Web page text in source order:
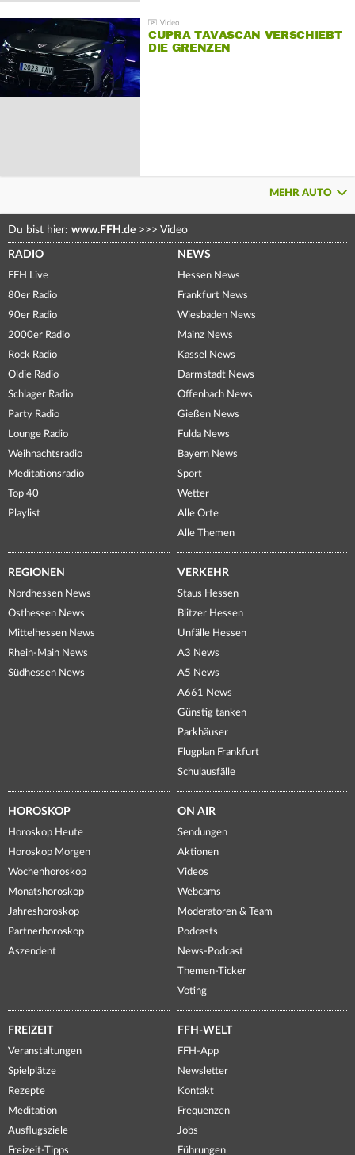
CUPRA TAVASCAN VERSCHIEBT
DIE GRENZEN
MEHR AUTO
Du bist hier: www.FFH.de >>> Video
RADIO
FFH Live
80er Radio
90er Radio
2000er Radio
Rock Radio
Oldie Radio
Schlager Radio
Party Radio
Lounge Radio
Weihnachtsradio
Meditationsradio
Top 40
Playlist
NEWS
Hessen News
Frankfurt News
Wiesbaden News
Mainz News
Kassel News
Darmstadt News
Offenbach News
Gießen News
Fulda News
Bayern News
Sport
Wetter
Alle Orte
Alle Themen
REGIONEN
Nordhessen News
Osthessen News
Mittelhessen News
Rhein-Main News
Südhessen News
VERKEHR
Staus Hessen
Blitzer Hessen
Unfälle Hessen
A3 News
A5 News
A661 News
Günstig tanken
Parkhäuser
Flugplan Frankfurt
Schulausfälle
HOROSKOP
Horoskop Heute
Horoskop Morgen
Wochenhoroskop
Monatshoroskop
Jahreshoroskop
Partnerhoroskop
Aszendent
ON AIR
Sendungen
Aktionen
Videos
Webcams
Moderatoren & Team
Podcasts
News-Podcast
Themen-Ticker
Voting
FREIZEIT
Veranstaltungen
Spielplätze
Rezepte
Meditation
Ausflugsziele
Freizeit-Tipps
FFH-WELT
FFH-App
Newsletter
Kontakt
Frequenzen
Jobs
Führungen